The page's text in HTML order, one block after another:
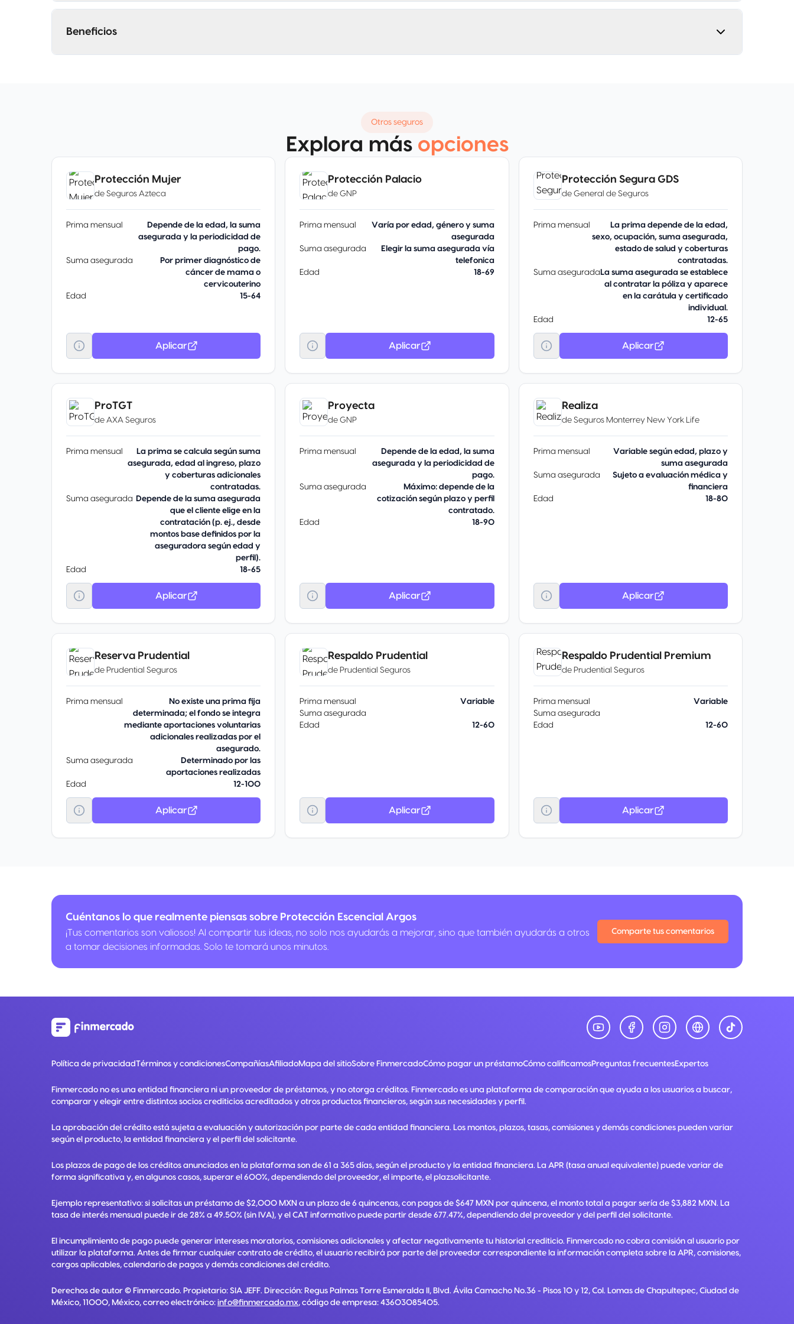
Beneficios
Otros seguros
Explora más opciones
Protección Mujer
de Seguros Azteca
Prima mensual
Depende de la edad, la suma
asegurada y la periodicidad de
pago.
Suma asegurada
Por primer diagnóstico de
cáncer de mama o
cervicouterino
Edad
15-64
Aplicar
Protección Palacio
de GNP
Prima mensual
Varía por edad, género y suma
asegurada
Suma asegurada
Elegir la suma asegurada vía
telefonica
Edad
18-69
Aplicar
Protección Segura GDS
de General de Seguros
Prima mensual
La prima depende de la edad,
sexo, ocupación, suma asegurada,
estado de salud y coberturas
contratadas.
Suma asegurada La suma asegurada se establece
al contratar la póliza y aparece
en la carátula y certificado
individual.
Edad
12-65
Aplicar
ProTGT
de AXA Seguros
Prima mensual
La prima se calcula según suma
asegurada, edad al ingreso, plazo
y coberturas adicionales
contratadas.
Suma asegurada Depende de la suma asegurada
que el cliente elige en la
contratación (p. ej., desde
montos base definidos por la
aseguradora según edad y
perfil).
Edad
18-65
Aplicar
Proyecta
de GNP
Prima mensual
Depende de la edad, la suma
asegurada y la periodicidad de
pago.
Suma asegurada
Máximo: depende de la
cotización según plazo y perfil
contratado.
Edad
18-90
Aplicar
Realiza
de Seguros Monterrey New York Life
Prima mensual
Variable según edad, plazo y
suma asegurada
Suma asegurada
Sujeto a evaluación médica y
financiera
Edad
18-80
Aplicar
Reserva Prudential
de Prudential Seguros
Prima mensual
No existe una prima fija
determinada; el fondo se integra
mediante aportaciones voluntarias
adicionales realizadas por el
asegurado.
Suma asegurada
Determinado por las
aportaciones realizadas
Edad
12-100
Aplicar
Respaldo Prudential
de Prudential Seguros
Prima mensual
Variable
Suma asegurada
Edad
12-60
Aplicar
Respaldo Prudential Premium
de Prudential Seguros
Prima mensual
Variable
Suma asegurada
Edad
12-60
Aplicar
Cuéntanos lo que realmente piensas sobre Protección Escencial Argos
¡Tus comentarios son valiosos! Al compartir tus ideas, no solo nos ayudarás a mejorar, sino que también ayudarás a otros
a tomar decisiones informadas. Solo te tomará unos minutos.
Comparte tus comentarios
Política de privacidadTérminos y condicionesCompañíasAfiliadoMapa del sitioSobre FinmercadoCómo pagar un préstamoCómo calificamosPreguntas frecuentesExpertos
Finmercado no es una entidad financiera ni un proveedor de préstamos, y no otorga créditos. Finmercado es una plataforma de comparación que ayuda a los usuarios a buscar,
comparar y elegir entre distintos socios crediticios acreditados y otros productos financieros, según sus necesidades y perfil.
La aprobación del crédito está sujeta a evaluación y autorización por parte de cada entidad financiera. Los montos, plazos, tasas, comisiones y demás condiciones pueden variar
según el producto, la entidad financiera y el perfil del solicitante.
Los plazos de pago de los créditos anunciados en la plataforma son de 61 a 365 días, según el producto y la entidad financiera. La APR (tasa anual equivalente) puede variar de
forma significativa y, en algunos casos, superar el 600%, dependiendo del proveedor, el importe, el plazsolicitante.
Ejemplo representativo: si solicitas un préstamo de $2,000 MXN a un plazo de 6 quincenas, con pagos de $647 MXN por quincena, el monto total a pagar sería de $3,882 MXN. La
tasa de interés mensual puede ir de 28% a 49.50% (sin IVA), y el CAT informativo puede partir desde 677.47%, dependiendo del proveedor y del perfil del solicitante.
El incumplimiento de pago puede generar intereses moratorios, comisiones adicionales y afectar negativamente tu historial crediticio. Finmercado no cobra comisión al usuario por
utilizar la plataforma. Antes de firmar cualquier contrato de crédito, el usuario recibirá por parte del proveedor correspondiente la información completa sobre la APR, comisiones,
cargos aplicables, calendario de pagos y demás condiciones del crédito.
Derechos de autor © Finmercado. Propietario: SIA JEFF. Dirección: Regus Palmas Torre Esmeralda II, Blvd. Ávila Camacho No.36 - Pisos 10 y 12, Col. Lomas de Chapultepec, Ciudad de
México, 11000, México, correo electrónico: info@finmercado.mx, código de empresa: 43603085405.